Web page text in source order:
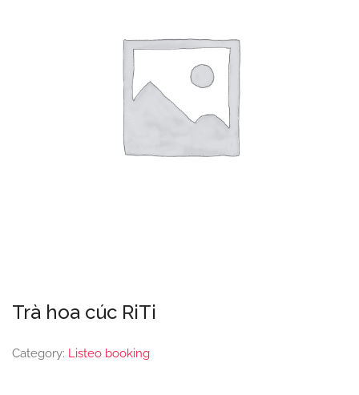
Trà hoa cúc RiTi
Category: Listeo booking